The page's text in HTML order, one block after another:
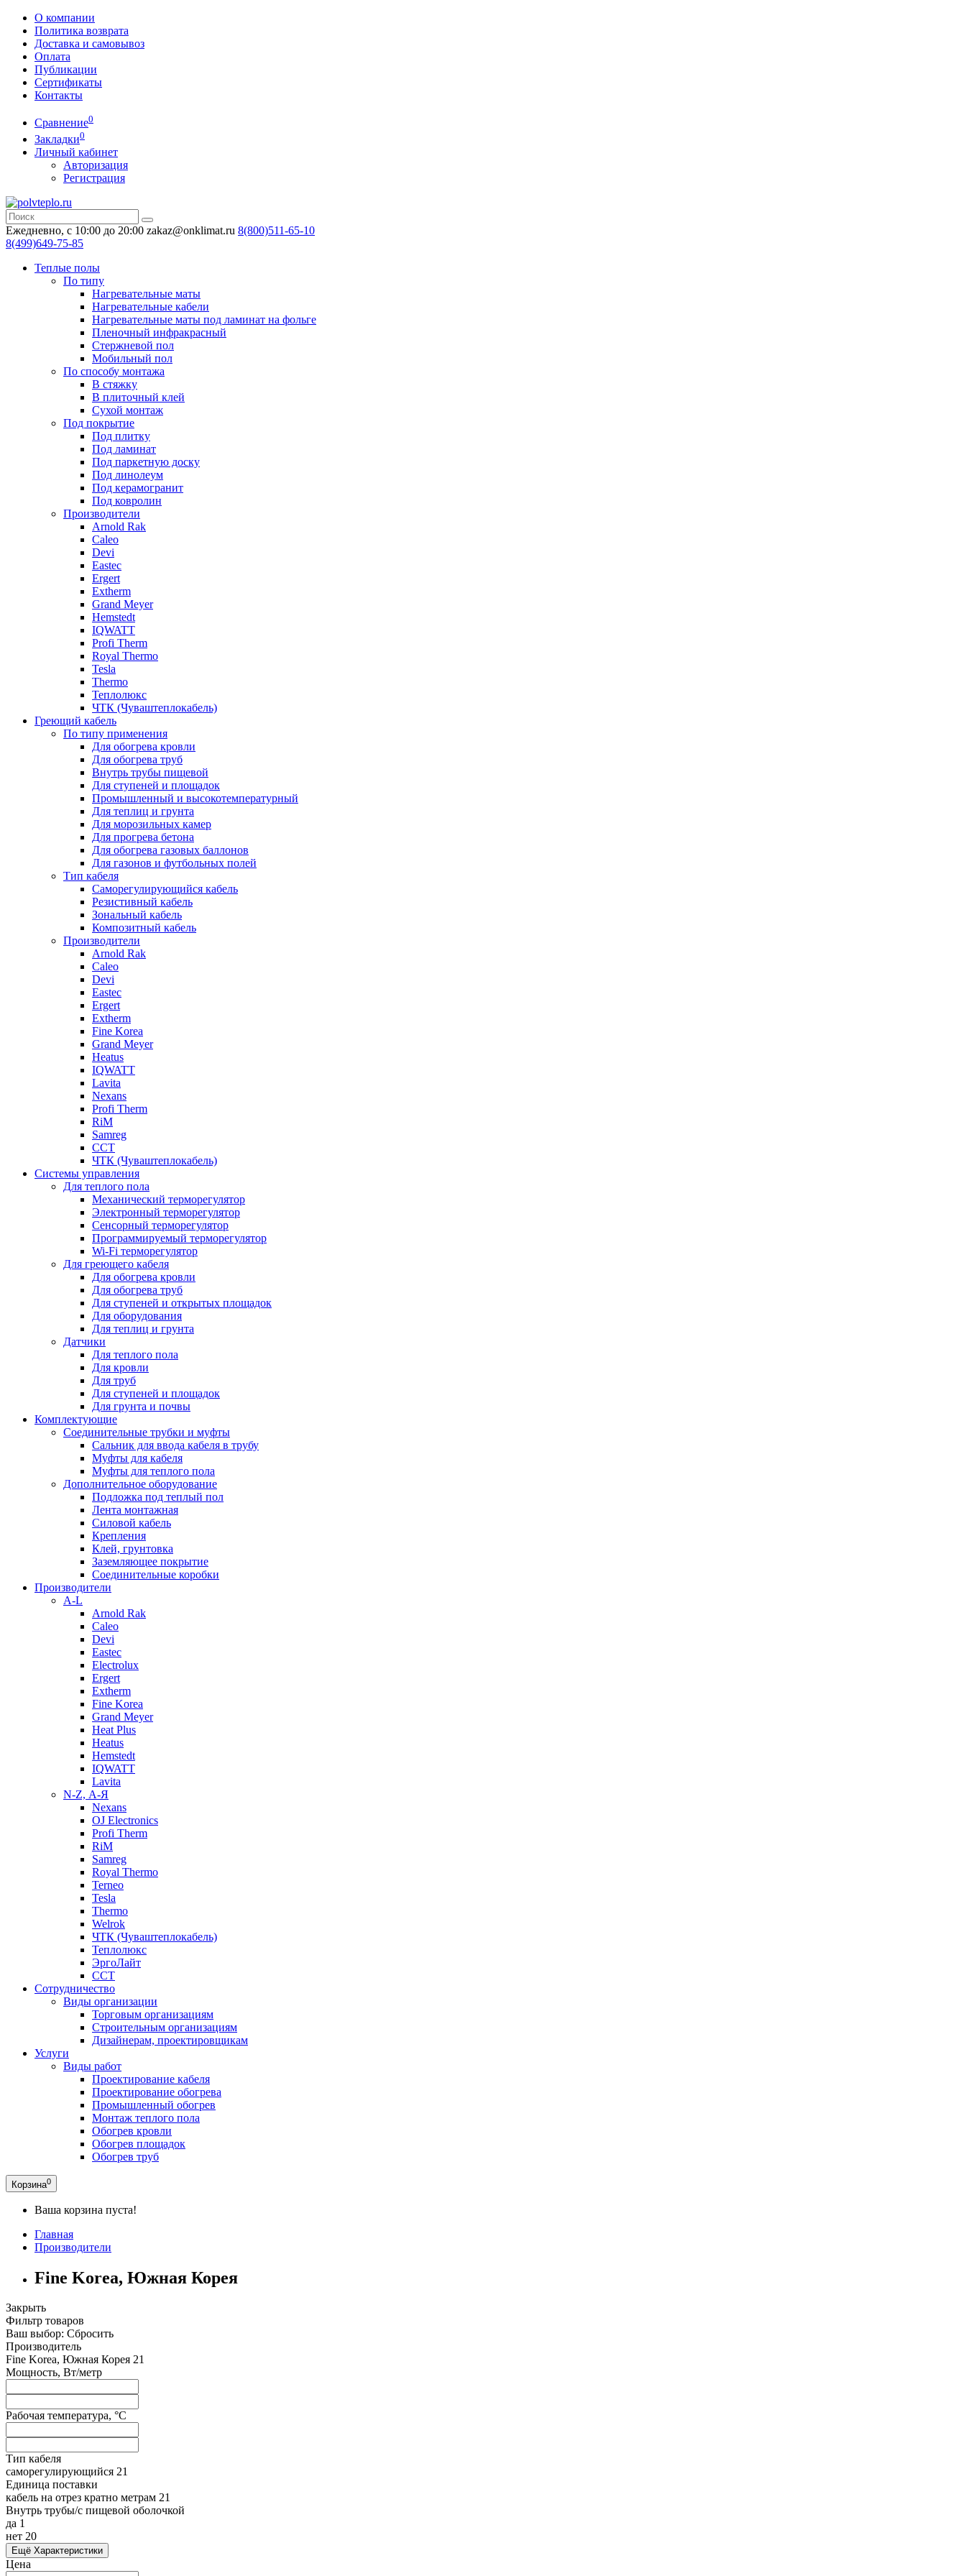
О компании
Политика возврата
Доставка и самовывоз
Оплата
Публикации
Сертификаты
Контакты
Сравнение0
Закладки0
Личный кабинет
Авторизация
Регистрация
Ежедневно, с 10:00 до 20:00 zakaz@onklimat.ru 8(800)511-65-10
8(499)649-75-85
Теплые полы
По типу
Нагревательные маты
Нагревательные кабели
Нагревательные маты под ламинат на фольге
Пленочный инфракрасный
Стержневой пол
Мобильный пол
По способу монтажа
В стяжку
В плиточный клей
Сухой монтаж
Под покрытие
Под плитку
Под ламинат
Под паркетную доску
Под линолеум
Под керамогранит
Под ковролин
Производители
Arnold Rak
Caleo
Devi
Eastec
Ergert
Extherm
Grand Meyer
Hemstedt
IQWATT
Profi Therm
Royal Thermo
Tesla
Thermo
Теплолюкс
ЧТК (Чуваштеплокабель)
Греющий кабель
По типу применения
Для обогрева кровли
Для обогрева труб
Внутрь трубы пищевой
Для ступеней и площадок
Промышленный и высокотемпературный
Для теплиц и грунта
Для морозильных камер
Для прогрева бетона
Для обогрева газовых баллонов
Для газонов и футбольных полей
Тип кабеля
Саморегулирующийся кабель
Резистивный кабель
Зональный кабель
Композитный кабель
Производители
Arnold Rak
Caleo
Devi
Eastec
Ergert
Extherm
Fine Korea
Grand Meyer
Heatus
IQWATT
Lavita
Nexans
Profi Therm
RiM
Samreg
ССТ
ЧТК (Чуваштеплокабель)
Системы управления
Для теплого пола
Механический терморегулятор
Электронный терморегулятор
Сенсорный терморегулятор
Программируемый терморегулятор
Wi-Fi терморегулятор
Для греющего кабеля
Для обогрева кровли
Для обогрева труб
Для ступеней и открытых площадок
Для оборудования
Для теплиц и грунта
Датчики
Для теплого пола
Для кровли
Для труб
Для ступеней и площадок
Для грунта и почвы
Комплектующие
Соединительные трубки и муфты
Сальник для ввода кабеля в трубу
Муфты для кабеля
Муфты для теплого пола
Дополнительное оборудование
Подложка под теплый пол
Лента монтажная
Силовой кабель
Крепления
Клей, грунтовка
Заземляющее покрытие
Соединительные коробки
Производители
A-L
Arnold Rak
Caleo
Devi
Eastec
Electrolux
Ergert
Extherm
Fine Korea
Grand Meyer
Heat Plus
Heatus
Hemstedt
IQWATT
Lavita
N-Z, А-Я
Nexans
OJ Electronics
Profi Therm
RiM
Samreg
Royal Thermo
Terneo
Tesla
Thermo
Welrok
ЧТК (Чуваштеплокабель)
Теплолюкс
ЭргоЛайт
ССТ
Сотрудничество
Виды организации
Торговым организациям
Строительным организациям
Дизайнерам, проектировщикам
Услуги
Виды работ
Проектирование кабеля
Проектирование обогрева
Промышленный обогрев
Монтаж теплого пола
Обогрев кровли
Обогрев площадок
Обогрев труб
Корзина0
Ваша корзина пуста!
Главная
Производители
Fine Korea, Южная Корея
Закрыть
Фильтр товаров
Ваш выбор: Сбросить
Производитель
Fine Korea, Южная Корея 21
Мощность, Вт/метр
Рабочая температура, °C
Тип кабеля
саморегулирующийся 21
Единица поставки
кабель на отрез кратно метрам 21
Внутрь трубы/с пищевой оболочкой
да 1
нет 20
Ещё Характеристики
Цена